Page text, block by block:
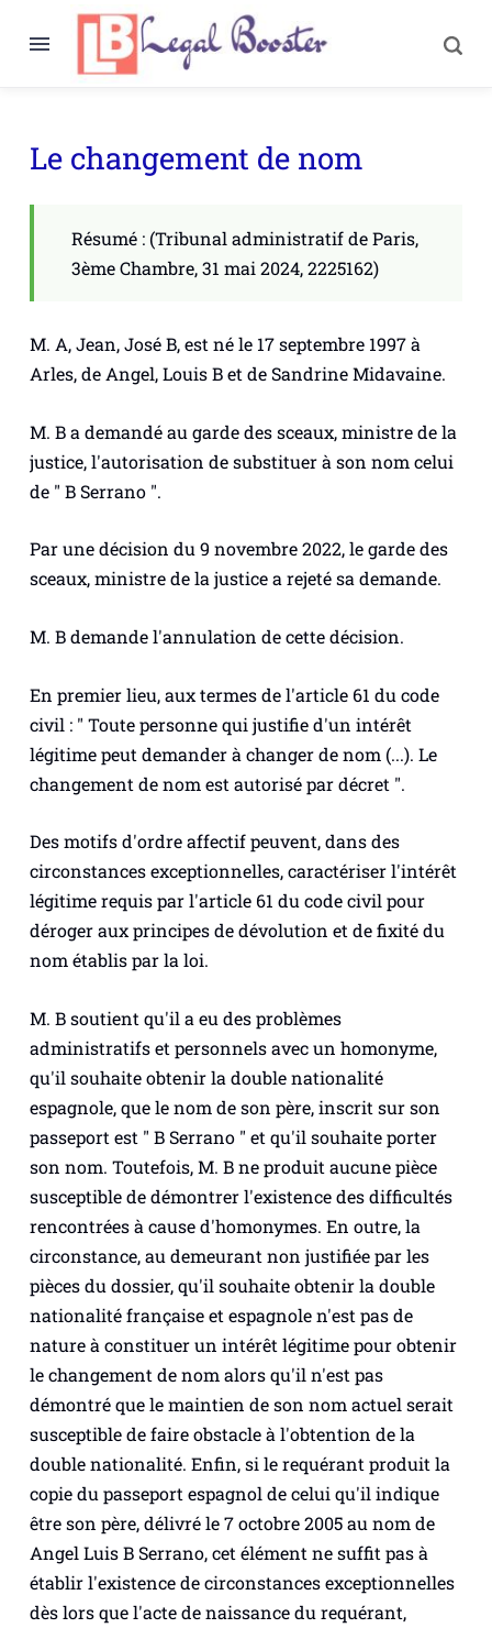
Le changement de nom
Résumé : (Tribunal administratif de Paris,
3ème Chambre, 31 mai 2024, 2225162)
M. A, Jean, José B, est né le 17 septembre 1997 à
Arles, de Angel, Louis B et de Sandrine Midavaine.
M. B a demandé au garde des sceaux, ministre de la
justice, l'autorisation de substituer à son nom celui
de " B Serrano ".
Par une décision du 9 novembre 2022, le garde des
sceaux, ministre de la justice a rejeté sa demande.
M. B demande l'annulation de cette décision.
En premier lieu, aux termes de l'article 61 du code
civil : " Toute personne qui justifie d'un intérêt
légitime peut demander à changer de nom (...). Le
changement de nom est autorisé par décret ".
Des motifs d'ordre affectif peuvent, dans des
circonstances exceptionnelles, caractériser l'intérêt
légitime requis par l'article 61 du code civil pour
déroger aux principes de dévolution et de fixité du
nom établis par la loi.
M. B soutient qu'il a eu des problèmes
administratifs et personnels avec un homonyme,
qu'il souhaite obtenir la double nationalité
espagnole, que le nom de son père, inscrit sur son
passeport est " B Serrano " et qu'il souhaite porter
son nom. Toutefois, M. B ne produit aucune pièce
susceptible de démontrer l'existence des difficultés
rencontrées à cause d'homonymes. En outre, la
circonstance, au demeurant non justifiée par les
pièces du dossier, qu'il souhaite obtenir la double
nationalité française et espagnole n'est pas de
nature à constituer un intérêt légitime pour obtenir
le changement de nom alors qu'il n'est pas
démontré que le maintien de son nom actuel serait
susceptible de faire obstacle à l'obtention de la
double nationalité. Enfin, si le requérant produit la
copie du passeport espagnol de celui qu'il indique
être son père, délivré le 7 octobre 2005 au nom de
Angel Luis B Serrano, cet élément ne suffit pas à
établir l'existence de circonstances exceptionnelles
dès lors que l'acte de naissance du requérant,